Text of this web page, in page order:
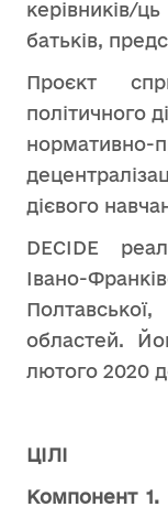
керівників/
батьків,
Проєкт
політичного
дієвого
DECIDE
Івано-
областей.
лютого 2020
ЦІЛІ
Компонент 1.